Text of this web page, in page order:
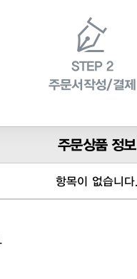
STEP 2
주문서작성/결제
주문상품 정보
항목이 없습니다.